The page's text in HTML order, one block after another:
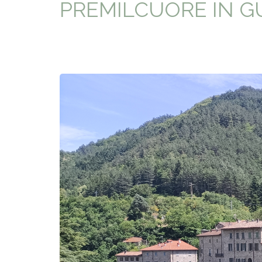
PREMILCUORE IN